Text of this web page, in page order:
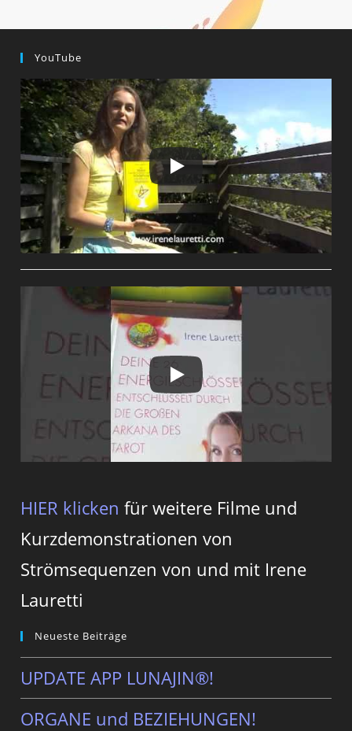
YouTube
HIER klicken für weitere Filme und
Kurzdemonstrationen von
Strömsequenzen von und mit Irene
Lauretti
Neueste Beiträge
UPDATE APP LUNAJIN®!
ORGANE und BEZIEHUNGEN!